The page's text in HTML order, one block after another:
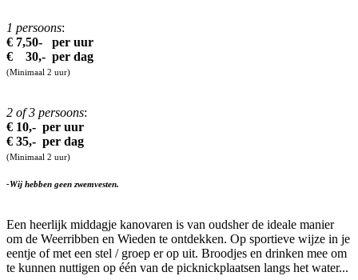
1 persoons:
€ 7,50- per uur
€ 30,- per dag
(Minimaal 2 uur)
2 of 3 persoons:
€ 10,- per uur
€ 35,- per dag
(Minimaal 2 uur)
-Wij hebben geen zwemvesten.
Een heerlijk middagje kanovaren is van oudsher de ideale manier
om de Weerribben en Wieden te ontdekken. Op sportieve wijze in je
eentje of met een stel / groep er op uit. Broodjes en drinken mee om
te kunnen nuttigen op één van de picknickplaatsen langs het water...